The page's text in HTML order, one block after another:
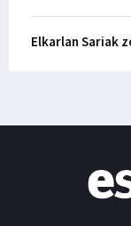
Elkarlan Sariak